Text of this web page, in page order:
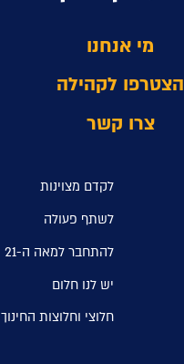
מי אנחנו
הצטרפו לקהילה
צרו קשר
לקדם מצוינות
לשתף פעולה
להתחבר למאה ה-21
יש לנו חלום
חלוצי וחלוצות החינוך